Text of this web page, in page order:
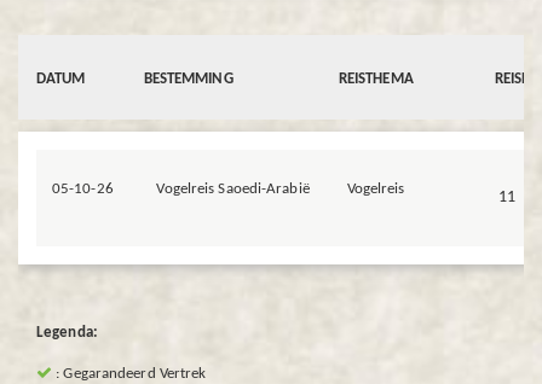
DATUM BESTEMMING REISTHEMA
05-10-26 Vogelreis Saoedi-Arabië Vogelreis 11
Legenda:
: Gegarandeerd Vertrek